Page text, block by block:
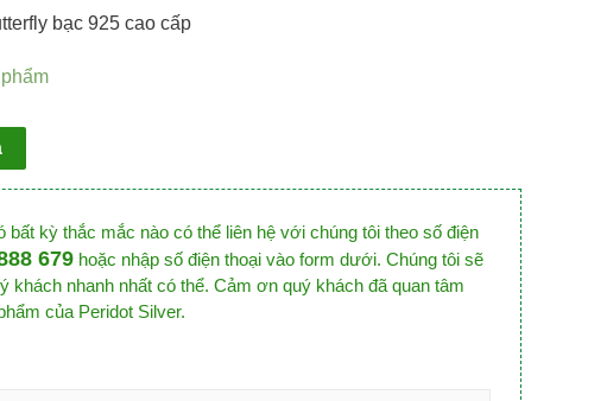
bạc 925 cao cấp
bất kỳ thắc mắc nào có thể liên hệ với chúng tôi theo số điện
679 hoặc nhập số điện thoại vào form dưới. Chúng tôi sẽ
khách nhanh nhất có thể. Cảm ơn quý khách đã quan tâm
của Peridot Silver.